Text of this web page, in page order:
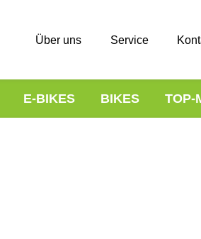
Über uns Service
E-BIKES BIKES TOP-